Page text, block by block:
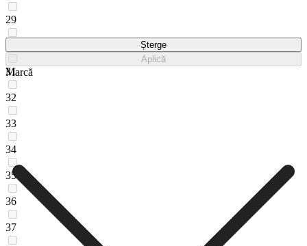
29
31
32
33
34
35
36
37
Șterge
Aplică
Marcă